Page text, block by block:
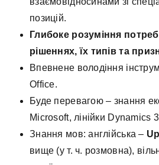
позицій.
Глибоке розуміння потреб
рішеннях, їх типів та
Впевнене володіння
Office.
Буде перевагою – знання
Microsoft, лінійки Dynamics
Знання мов: англійська –
вище (у т. ч. розмовна),